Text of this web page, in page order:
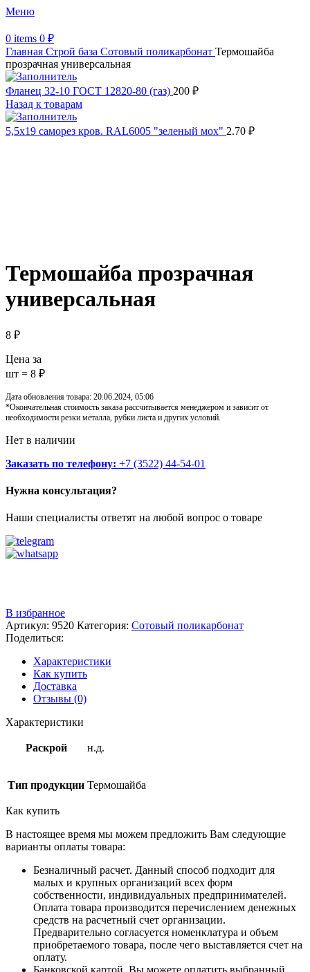
Меню
0 items 0 ₽
Главная Строй база Сотовый поликарбонат Термошайба
прозрачная универсальная
Фланец 32-10 ГОСТ 12820-80 (газ) 200 ₽
Назад к товарам
5,5х19 cаморез кров. RAL6005 "зеленый мох" 2.70 ₽
Термошайба прозрачная
универсальная
8 ₽
Цена за
шт = 8 ₽
Дата обновления товара: 20.06.2024, 05:06
*Окончательная стоимость заказа рассчитывается менеджером и зависит от
необходимости резки металла, рубки листа и других условий.
Нет в наличии
Заказать по телефону: +7 (3522) 44-54-01
Нужна консультация?
Наши специалисты ответят на любой вопрос о товаре
В избранное
Артикул: 9520 Категория: Сотовый поликарбонат
Поделиться:
Характеристики
Как купить
Доставка
Отзывы (0)
Характеристики
Раскрой н.д.
Тип продукции Термошайба
Как купить
В настоящее время мы можем предложить Вам следующие
варианты оплаты товара:
Безналичный расчет. Данный способ подходит для
малых и крупных организаций всех форм
собственности, индивидуальных предпринимателей.
Оплата товара производится перечислением денежных
средств на расчетный счет организации.
Предварительно согласуется номенклатура и объем
приобретаемого товара, после чего выставляется счет на
оплату.